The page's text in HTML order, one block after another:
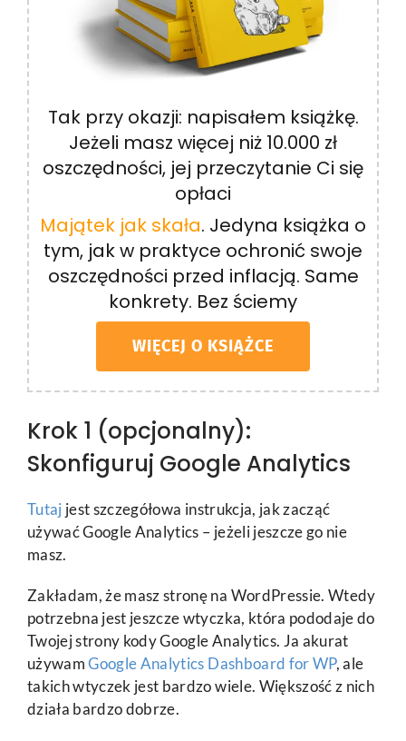
Tak przy okazji: napisałem książkę.
Jeżeli masz więcej niż 10.000 zł
oszczędności, jej przeczytanie Ci się
opłaci
Majątek jak skała. Jedyna książka o
tym, jak w praktyce ochronić swoje
oszczędności przed inflacją. Same
konkrety. Bez ściemy
WIĘCEJ O KSIĄŻCE
Krok 1 (opcjonalny):
Skonfiguruj Google Analytics
Tutaj jest szczegółowa instrukcja, jak zacząć
używać Google Analytics – jeżeli jeszcze go nie
masz.
Zakładam, że masz stronę na WordPressie. Wtedy
potrzebna jest jeszcze wtyczka, która pododaje do
Twojej strony kody Google Analytics. Ja akurat
używamGoogle Analytics Dashboard for WP, ale
takich wtyczek jest bardzo wiele. Większość z nich
działa bardzo dobrze.